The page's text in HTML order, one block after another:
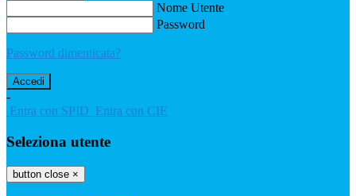
Nome Utente
Password
Password dimenticata?
-
Entra con SPID Entra con CIE
Seleziona utente
button close ×